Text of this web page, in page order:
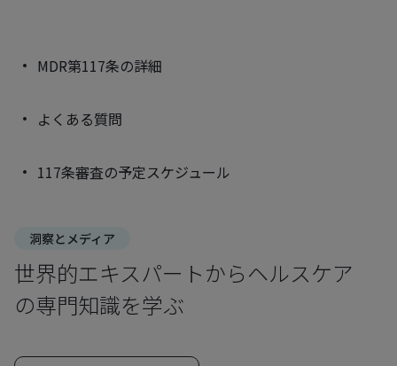
MDR第117条の詳細
よくある質問
117条審査の予定スケジュール
洞察とメディア
世界的エキスパートからヘルスケア
の専門知識を学ぶ